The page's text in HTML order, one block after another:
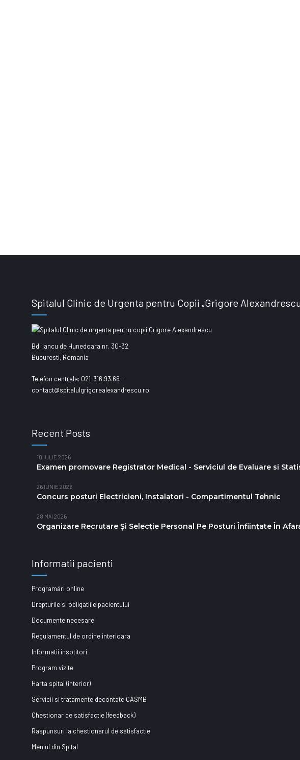
Spitalul Clinic de Urgenta pentru Copii „Grigore
Bd. Iancu de Hunedoara nr. 30-32
Bucuresti, Romania
Telefon centrala: 021-316.93.66 -
contact@spitalulgrigorealexandrescu.ro
Recent Posts
10 IULIE 2026
Examen promovare Registrator Medical - Serviciul de Evaluare si
26 IUNIE 2026
Concurs posturi Electricieni, Instalatori - Compartimentul Tehnic
28 MAI 2026
Organizare Recrutare Și Selecție Personal Pe Posturi Înființate În
Informatii pacienti
Programări online
Drepturile si obligatiile pacientului
Documente necesare
Regulamentul de ordine interioara
Informatii insotitori
Program vizite
Harta spital (interior)
Servicii si tratamente decontate CASMB
Chestionar de satisfactie (feedback)
Raspunsuri la chestionarul de satisfactie
Meniul din Spital